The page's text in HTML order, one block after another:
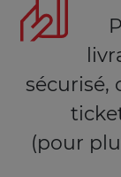
sécurisé,
(pour